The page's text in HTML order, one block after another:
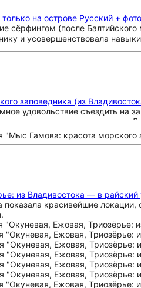
на острове Русский +
сёрфингом (после
и усовершенствовала
заповедника (из
удовольствие съездить на
экскурсии, и я поняла
и гид Алексей просто
Во-вторых, он по
и рассказывает о нем с
сосны на высоком
моря. Вода чистейшая,
и узнаете много
из Владивостока — в
показала красивейшие